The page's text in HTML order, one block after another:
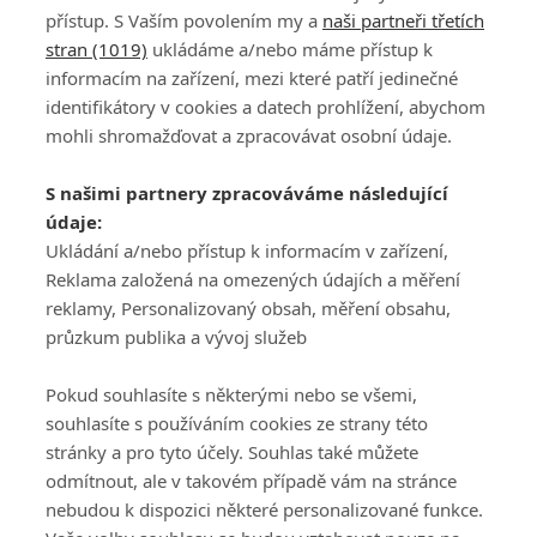
přístup. S Vaším povolením my a naši partneři třetích
stran (1019) ukládáme a/nebo máme přístup k
informacím na zařízení, mezi které patří jedinečné
identifikátory v cookies a datech prohlížení, abychom
mohli shromažďovat a zpracovávat osobní údaje.
S našimi partnery zpracováváme následující
údaje:
Ukládání a/nebo přístup k informacím v zařízení,
Reklama založená na omezených údajích a měření
reklamy, Personalizovaný obsah, měření obsahu,
průzkum publika a vývoj služeb
Pokud souhlasíte s některými nebo se všemi,
souhlasíte s používáním cookies ze strany této
stránky a pro tyto účely. Souhlas také můžete
odmítnout, ale v takovém případě vám na stránce
nebudou k dispozici některé personalizované funkce.
Všeobecné obchodní
podmínky služby
GolfExtra.cz Premium
Podmínky zpracování
osobních údajů při
GolfExtra
Ceník GolfExtra.cz
Premium
Doporučené odkazy
ATV CZ, s.r.o.
140 00 Praha 4